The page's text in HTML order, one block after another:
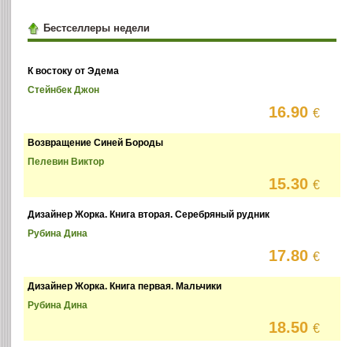
Бестселлеры недели
К востоку от Эдема
Стейнбек Джон
16.90€
Возвращение Синей Бороды
Пелевин Виктор
15.30€
Дизайнер Жорка. Книга вторая. Серебряный рудник
Рубина Дина
17.80€
Дизайнер Жорка. Книга первая. Мальчики
Рубина Дина
18.50€